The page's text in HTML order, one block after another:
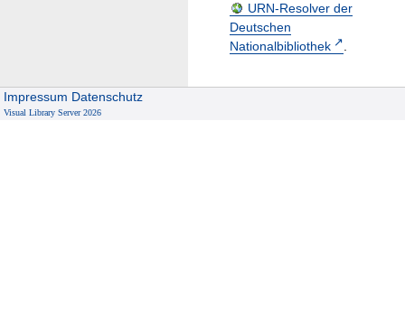
URN-Resolver der
Deutschen
Nationalbibliothek
.
Impressum Datenschutz
Visual Library Server 2026